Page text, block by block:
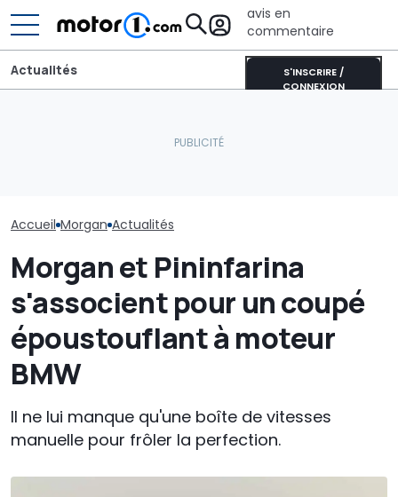
avis en
commentaire
S'INSCRIRE /
CONNEXION
Actualités
Accueil Morgan Actualités
Morgan et Pininfarina
s'associent pour un coupé
époustouflant à moteur
BMW
Il ne lui manque qu'une boîte de vitesses
manuelle pour frôler la perfection.